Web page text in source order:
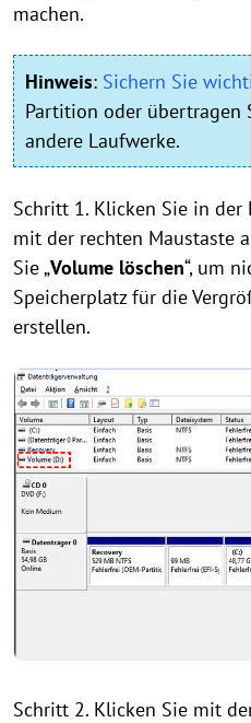
machen.
Hinweis: Sichern Sie
Partition oder übertragen
andere Laufwerke.
Schritt 1. Klicken Sie in
mit der rechten Maustaste
Sie „Volume löschen“, um
Speicherplatz für die
erstellen.
Schritt 2. Klicken Sie mit